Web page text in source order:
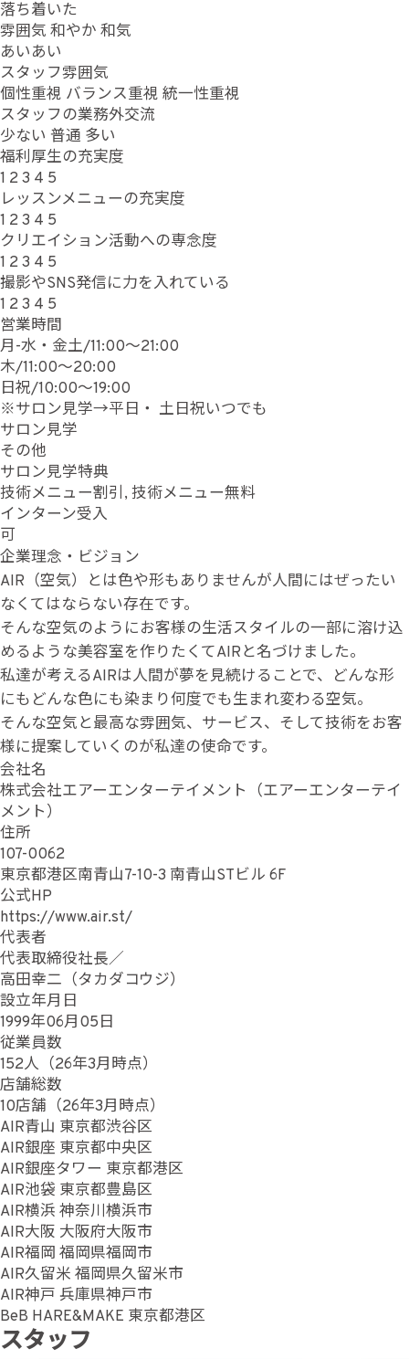
落ち着いた
雰囲気 和やか 和気
あいあい
スタッフ雰囲気
個性重視 バランス重視 統一性重視
スタッフの業務外交流
少ない 普通 多い
福利厚生の充実度
1 23 4 5
レッスンメニューの充実度
1 23 4 5
クリエイション活動への専念度
1 23 4 5
撮影やSNS発信に力を入れている
1 23 4 5
営業時間
月-水・金土/11:00～21:00
木/11:00～20:00
日祝/10:00～19:00
※サロン見学→平日・ 土日祝いつでも
サロン見学
その他
サロン見学特典
技術メニュー割引, 技術メニュー無料
インターン受入
可
企業理念・ビジョン
AIR（空気）とは色や形もありませんが人間にはぜったい
なくてはならない存在です。
そんな空気のようにお客様の生活スタイルの一部に溶け込
めるような美容室を作りたくてAIRと名づけました。
私達が考えるAIRは人間が夢を見続けることで、どんな形
にもどんな色にも染まり何度でも生まれ変わる空気。
そんな空気と最高な雰囲気、サービス、そして技術をお客
様に提案していくのが私達の使命です。
会社名
株式会社エアーエンターテイメント（エアーエンターテイ
メント）
住所
107-0062
東京都港区南青山7-10-3 南青山STビル 6F
公式HP
https://www.air.st/
代表者
代表取締役社長／
高田幸二（タカダコウジ）
設立年月日
1999年06月05日
従業員数
152人（26年3月時点）
店舗総数
10店舗（26年3月時点）
AIR青山 東京都渋谷区
AIR銀座 東京都中央区
AIR銀座タワー 東京都港区
AIR池袋 東京都豊島区
AIR横浜 神奈川横浜市
AIR大阪 大阪府大阪市
AIR福岡 福岡県福岡市
AIR久留米 福岡県久留米市
AIR神戸 兵庫県神戸市
BeB HARE&MAKE 東京都港区
スタッフ